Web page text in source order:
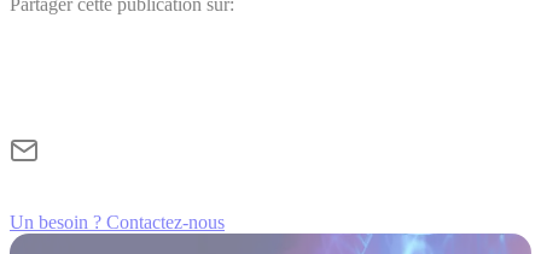
Un besoin ? Contactez-nous